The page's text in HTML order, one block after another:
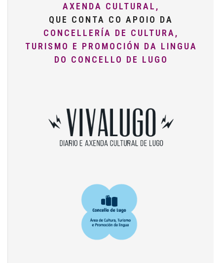
AXENDA CULTURAL,
QUE CONTA CO APOIO DA
CONCELLERÍA DE CULTURA,
TURISMO E PROMOCIÓN DA LINGUA
DO CONCELLO DE LUGO